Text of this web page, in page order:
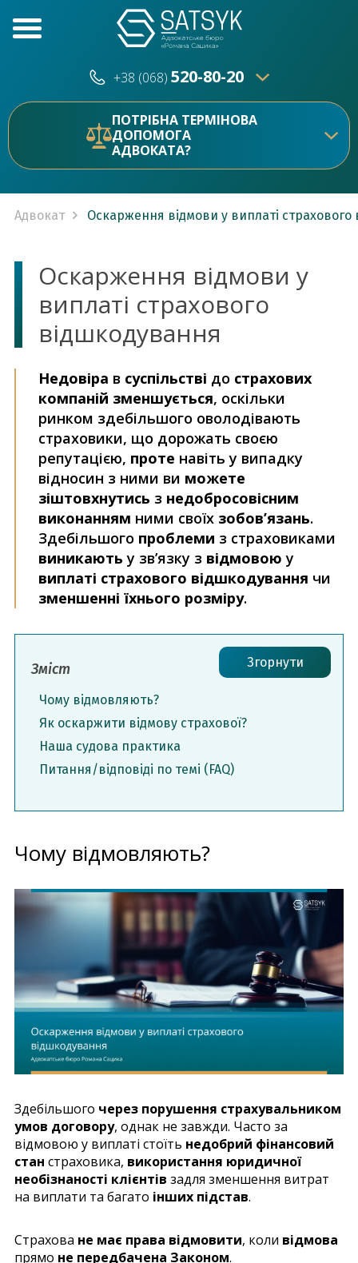
+38 (068) 520-80-20
520-80-20
ПОТРІБНА ТЕРМІНОВА
ДОПОМОГА
АДВОКАТА?
Адвокат Оскарження відмови у виплаті страхового
Оскарження відмови у
виплаті страхового
відшкодування
Недовіра в суспільстві до страхових
компаній зменшується, оскільки
ринком здебільшого оволодівають
страховики, що дорожать своєю
репутацією, проте навіть у випадку
відносин з ними ви можете
зіштовхнутись з недобросовісним
виконанням ними своїх зобов’язань.
Здебільшого проблеми з страховиками
виникають у зв’язку з відмовою у
виплаті страхового відшкодування чи
зменшенні їхнього розміру.
Зміст Згорнути
Чому відмовляють?
Як оскаржити відмову страхової?
Наша судова практика
Питання/відповіді по темі (FAQ)
Чому відмовляють?
Здебільшого через порушення страхувальником
умов договору, однак не завжди. Часто за
відмовою у виплаті стоїть недобрий фінансовий
стан страховика, використання юридичної
необізнаності клієнтів задля зменшення витрат
на виплати та багато інших підстав.
Страхова не має права відмовити, коли відмова
прямо не передбачена Законом.